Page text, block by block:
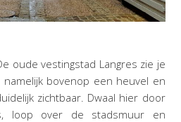
oude vestingstad Langres zie je
namelijk bovenop een heuvel en
zichtbaar. Dwaal hier door
loop over de stadsmuur en